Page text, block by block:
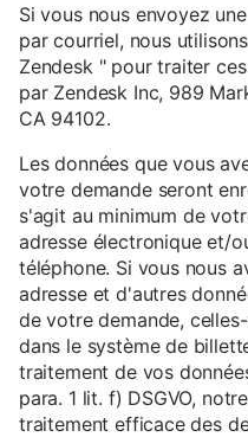
Si vous nous envoyez
par courriel, nous
Zendesk " pour traiter
par Zendesk Inc, 989
CA 94102.
Les données que vous
votre demande seront
s'agit au minimum de
adresse électronique et/
téléphone. Si vous nous
adresse et d'autres
de votre demande,
dans le système de
traitement de vos
para. 1 lit. f) DSGVO,
traitement efficace des